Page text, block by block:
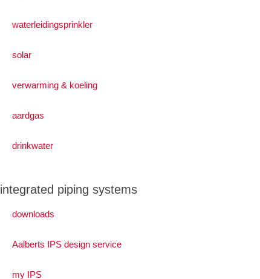
waterleidingsprinkler
solar
verwarming & koeling
aardgas
drinkwater
integrated piping systems
downloads
Aalberts IPS design service
my IPS